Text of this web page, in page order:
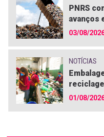
PNRS
avanços
03/08/
NOTÍCIAS
01/08/